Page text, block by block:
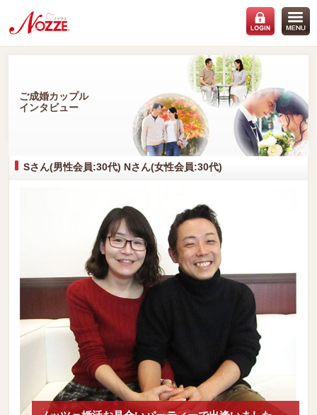
ご成婚カップル
インタビュー
Sさん(男性会員:30代) Nさん(女性会員:30代)